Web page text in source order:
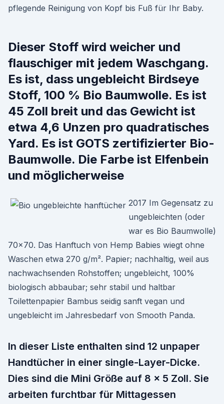
pflegende Reinigung von Kopf bis Fuß für Ihr Baby.
Dieser Stoff wird weicher und
flauschiger mit jedem Waschgang.
Es ist, dass ungebleicht Birdseye
Stoff, 100 % Bio Baumwolle. Es ist
45 Zoll breit und das Gewicht ist
etwa 4,6 Unzen pro quadratisches
Yard. Es ist GOTS zertifizierter Bio-
Baumwolle. Die Farbe ist Elfenbein
und möglicherweise
2017 Im Gegensatz zu
ungebleichten (oder
war es Bio Baumwolle)
70×70. Das Hanftuch von Hemp Babies wiegt ohne
Waschen etwa 270 g/m². Papier; nachhaltig, weil aus
nachwachsenden Rohstoffen; ungebleicht, 100%
biologisch abbaubar; sehr stabil und haltbar
Toilettenpapier Bambus seidig sanft vegan und
ungebleicht im Jahresbedarf von Smooth Panda.
In dieser Liste enthalten sind 12 unpaper
Handtücher in einer single-Layer-Dicke.
Dies sind die Mini Größe auf 8 x 5 Zoll. Sie
arbeiten furchtbar für Mittagessen